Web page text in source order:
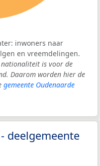
inwoners naar
en vreemdelingen.
is voor de
Daarom worden hier de
gemeente Oudenaarde
deelgemeente